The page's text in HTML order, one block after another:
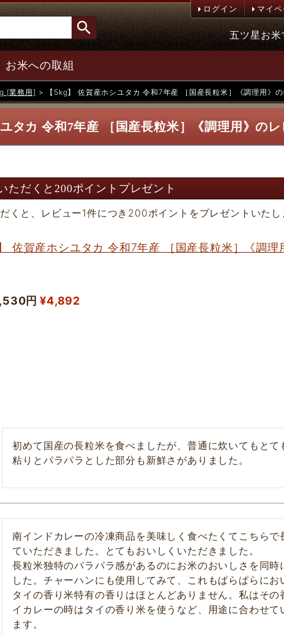
ログイン マイ
五ツ星お
お米への取組
[業務用] 【5kg】 佐賀産ホシユタカ 令和7年産 ［国産長粒米］《調理用》
タカ 令和7年産 ［国産長粒米］《調理用》のレ
ただくと200ポイントプレゼント
くと、レビュー1件につき200ポイントをプレゼントいたし
佐賀産ホシユタカ 令和7年産 ［国産長粒米］《調理
円 ¥4,892
初めて国産の長粒米を食べましたが、普通に炊いてもとて
粘りとパラパラとした部分も新鮮さがありました。
南インドカレーの冷凍商品を美味しく食べたくてこちら
ていただきました。とてもおいしくいただきました。
長粒米独特のパラパラ感があるのにお米のおいしさを同
した。チャーハンにも使用してみて、これもぱらぱらにお
タイの香り米特有の香りはほとんどありません。私はそ
イカレーの時はタイの香り米を使うなど、用途に合わせて